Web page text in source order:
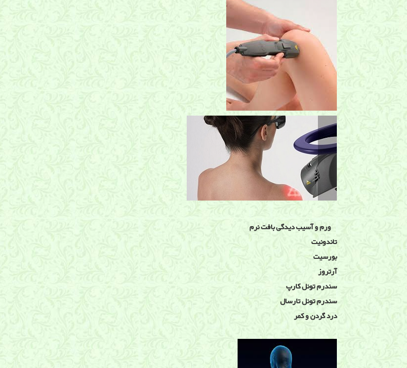
ورم و آسیب دیدگی بافت نرم
تاندونیت
بورسیت
آرتروز
سندرم تونل كارپ
سندرم تونل تارسال
درد گردن و کمر